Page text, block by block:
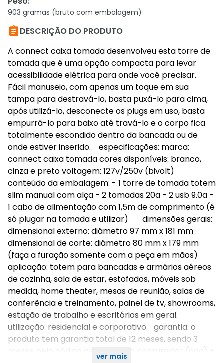
903 gramas (bruto com embalagem)
DESCRIÇÃO DO PRODUTO
A connect caixa tomada desenvolveu esta torre de
tomada que é uma opção compacta para levar
acessibilidade elétrica para onde você precisar.
Fácil manuseio, com apenas um toque em sua
tampa para destravá-lo, basta puxá-lo para cima,
após utilizá-lo, desconecte os plugs em uso, basta
empurrá-lo para baixo até travá-lo e o corpo fica
totalmente escondido dentro da bancada ou de
onde estiver inserido. especificações: marca:
connect caixa tomada cores disponíveis: branco,
cinza e preto voltagem: 127v/250v (bivolt)
conteúdo da embalagem: - 1 torre de tomada totem
slim manual com alça - 2 tomadas 20a - 2 usb 9.0a -
1 cabo de alimentação com 1,5m de comprimento (é
só plugar na tomada e utilizar) dimensões gerais:
dimensional externo: diâmetro 97 mm x 181 mm
dimensional de corte: diâmetro 80 mm x 179 mm
(faça a furação somente com a peça em mãos)
aplicação: totem para bancadas e armários aéreos
de cozinha, sala de estar, estofados, móveis sob
medida, home theater, mesas de reunião, salas de
conferência e treinamento, painel de tv, showrooms,
estação de trabalho e escritórios em geral.
utilização: residencial e corporativo. garantia: o
produto tem garantia total de 12 meses, sendo 3
meses pelo código de defesa do consumidor (cdc) +
ver mais